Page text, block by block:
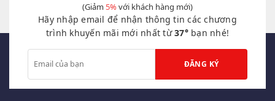
(Giảm 5%với khách hàng mới)
Hãy nhập email để nhận thông tin các chương
trình khuyến mãi mới nhất từ37°bạn nhé!